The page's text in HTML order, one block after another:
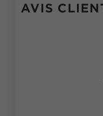
AVIS